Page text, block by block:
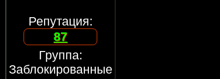
Репутация:
87
Группа:
Заблокированные